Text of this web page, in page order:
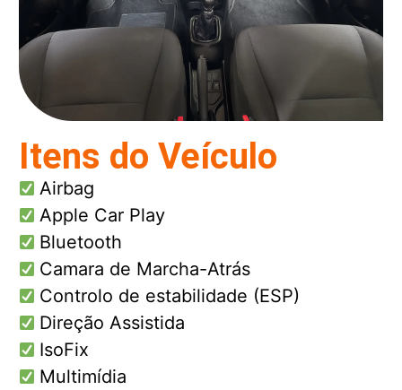
Itens do Veículo
Airbag
Apple Car Play
Bluetooth
Camara de Marcha-Atrás
Controlo de estabilidade (ESP)
Direção Assistida
IsoFix
Multimídia